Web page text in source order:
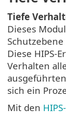
Tiefe
Dieses
Diese HIPS-
Verhalten
sich ein
Mit den